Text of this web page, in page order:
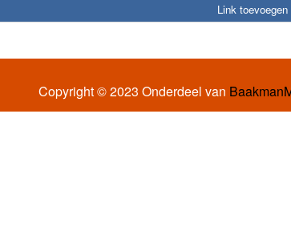
Link toevoegen
Copyright © 2023 Onderdeel van